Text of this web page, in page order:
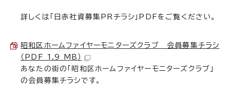
詳しくは「日赤社資募集PRチラシ」PDFをご覧ください。
昭和区ホームファイヤーモニターズクラブ 会員募集チラシ
（PDF 1.9 MB）
あなたの街の「昭和区ホームファイヤーモニターズクラブ」
の会員募集チラシです。